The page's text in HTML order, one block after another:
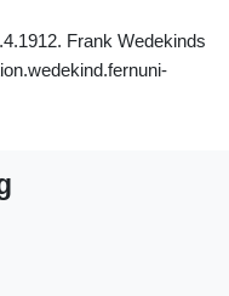
Frank Wedekinds